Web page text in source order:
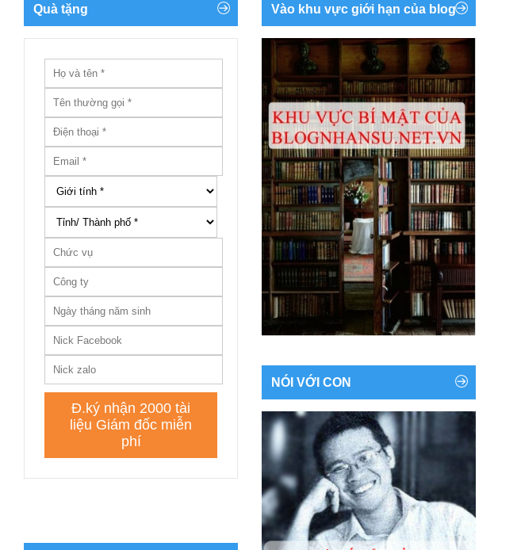
Quà tặng Vào khu vực giới hạn của blog
NÓI VỚI CON